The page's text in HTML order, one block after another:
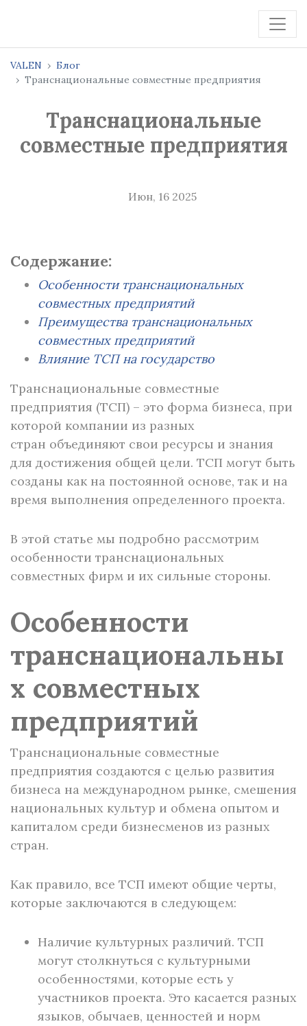
VALEN
Блог
Транснациональные совместные предприятия
Транснациональные
совместные предприятия
Июн, 16 2025
Содержание:
Особенности транснациональных
совместных предприятий
Преимущества транснациональных
совместных предприятий
Влияние ТСП на государство
Транснациональные совместные
предприятия (ТСП) – это форма бизнеса, при
которой компании из разных
стран объединяют свои ресурсы и знания
для достижения общей цели. ТСП могут быть
созданы как на постоянной основе, так и на
время выполнения определенного проекта.
В этой статье мы подробно рассмотрим
особенности транснациональных
совместных фирм и их сильные стороны.
Особенности
транснациональны
х совместных
предприятий
Транснациональные совместные
предприятия создаются с целью развития
бизнеса на международном рынке, смешения
национальных культур и обмена опытом и
капиталом среди бизнесменов из разных
стран.
Как правило, все ТСП имеют общие черты,
которые заключаются в следующем:
Наличие культурных различий. ТСП
могут столкнуться с культурными
особенностями, которые есть у
участников проекта. Это касается разных
языков, обычаев, ценностей и норм